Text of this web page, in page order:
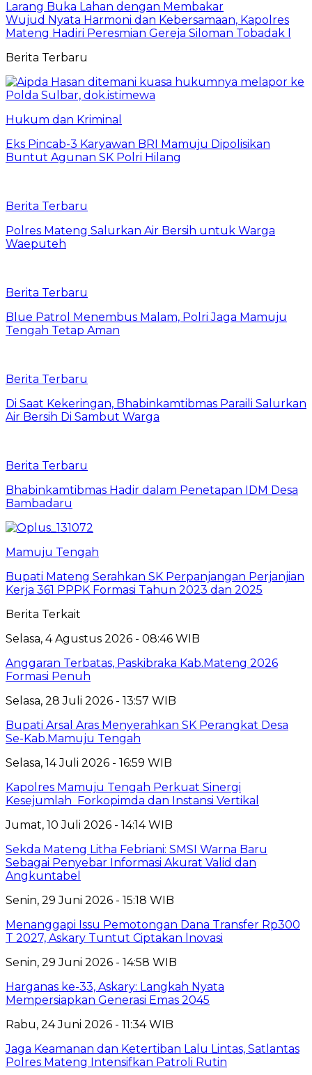
Larang Buka Lahan dengan Membakar
Wujud Nyata Harmoni dan Kebersamaan, Kapolres
Mateng Hadiri Peresmian Gereja Siloman Tobadak l
Berita Terbaru
Hukum dan Kriminal
Eks Pincab-3 Karyawan BRI Mamuju Dipolisikan
Buntut Agunan SK Polri Hilang
Berita Terbaru
Polres Mateng Salurkan Air Bersih untuk Warga
Waeputeh
Berita Terbaru
Blue Patrol Menembus Malam, Polri Jaga Mamuju
Tengah Tetap Aman
Berita Terbaru
Di Saat Kekeringan, Bhabinkamtibmas Paraili Salurkan
Air Bersih Di Sambut Warga
Berita Terbaru
Bhabinkamtibmas Hadir dalam Penetapan IDM Desa
Bambadaru
Mamuju Tengah
Bupati Mateng Serahkan SK Perpanjangan Perjanjian
Kerja 361 PPPK Formasi Tahun 2023 dan 2025
Berita Terkait
Selasa, 4 Agustus 2026 - 08:46 WIB
Anggaran Terbatas, Paskibraka Kab.Mateng 2026
Formasi Penuh
Selasa, 28 Juli 2026 - 13:57 WIB
Bupati Arsal Aras Menyerahkan SK Perangkat Desa
Se-Kab.Mamuju Tengah
Selasa, 14 Juli 2026 - 16:59 WIB
Kapolres Mamuju Tengah Perkuat Sinergi
Kesejumlah Forkopimda dan Instansi Vertikal
Jumat, 10 Juli 2026 - 14:14 WIB
Sekda Mateng Litha Febriani: SMSI Warna Baru
Sebagai Penyebar Informasi Akurat Valid dan
Angkuntabel
Senin, 29 Juni 2026 - 15:18 WIB
Menanggapi Issu Pemotongan Dana Transfer Rp300
T 2027, Askary Tuntut Ciptakan lnovasi
Senin, 29 Juni 2026 - 14:58 WIB
Harganas ke-33, Askary: Langkah Nyata
Mempersiapkan Generasi Emas 2045
Rabu, 24 Juni 2026 - 11:34 WIB
Jaga Keamanan dan Ketertiban Lalu Lintas, Satlantas
Polres Mateng Intensifkan Patroli Rutin